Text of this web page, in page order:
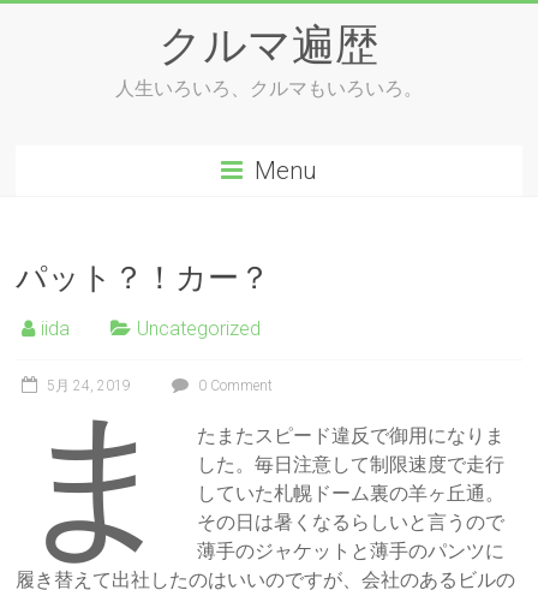
クルマ遍歴
人生いろいろ、クルマもいろいろ。
Menu
パット？！カー？
iida Uncategorized
5月 24, 2019 0 Comment
ま
たまたスピード違反で御用になりま
した。毎日注意して制限速度で走行
していた札幌ドーム裏の羊ヶ丘通。
その日は暑くなるらしいと言うので
薄手のジャケットと薄手のパンツに
履き替えて出社したのはいいのですが、会社のあるビルの